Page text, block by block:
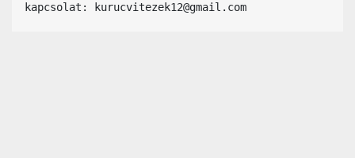
kapcsolat: kurucvitezek12@gmail.com